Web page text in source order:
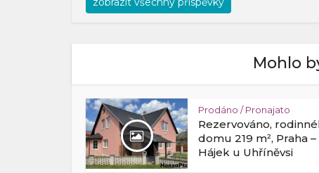
Mohlo
Prodáno / Pronajato
Rezervováno,
domu 219 m², Praha –
Hájek u Uhříněvsi